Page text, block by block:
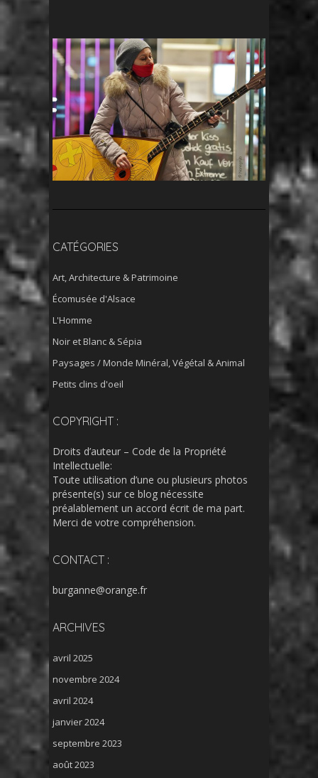
CATÉGORIES
Art, Architecture & Patrimoine
Écomusée d'Alsace
L'Homme
Noir et Blanc & Sépia
Paysages / Monde Minéral, Végétal & Animal
Petits clins d'oeil
COPYRIGHT :
Droits d’auteur – Code de la Propriété
Intellectuelle:
Toute utilisation d’une ou plusieurs photos
présente(s) sur ce blog nécessite
préalablement un accord écrit de ma part.
Merci de votre compréhension.
CONTACT :
burganne@orange.fr
ARCHIVES
avril 2025
novembre 2024
avril 2024
janvier 2024
septembre 2023
août 2023